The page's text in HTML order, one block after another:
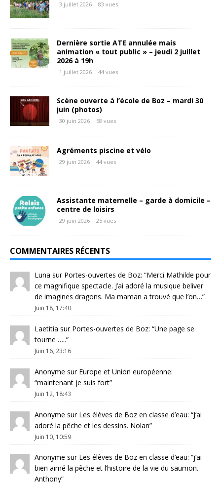
3 juillet 2026 83 vues
Dernière sortie ATE annulée mais
animation « tout public » – jeudi 2 juillet
2026 à 19h
1 juillet 2026 44 vues
Scène ouverte à l’école de Boz – mardi 30
juin (photos)
30 juin 2026 58 vues
Agréments piscine et vélo
29 juin 2026 44 vues
Assistante maternelle – garde à domicile –
centre de loisirs
29 juin 2026 25 vues
COMMENTAIRES RÉCENTS
Luna sur Portes-ouvertes de Boz: “Merci Mathilde pour
ce magnifique spectacle. J’ai adoré la musique beliver
de imagines dragons. Ma maman a trouvé que l’on…”
Juin 18, 17:40
Laetitia sur Portes-ouvertes de Boz: “Une page se
tourne …..”
Juin 16, 23:16
Anonyme sur Europe et Union européenne:
“maintenant je suis fort”
Juin 12, 18:43
Anonyme sur Les élèves de Boz en classe d’eau: “J’ai
adoré la pêche et les dessins. Nolan”
Juin 10, 10:59
Anonyme sur Les élèves de Boz en classe d’eau: “j’ai
bien aimé la pêche et l’histoire de la vie du saumon.
Anthony”